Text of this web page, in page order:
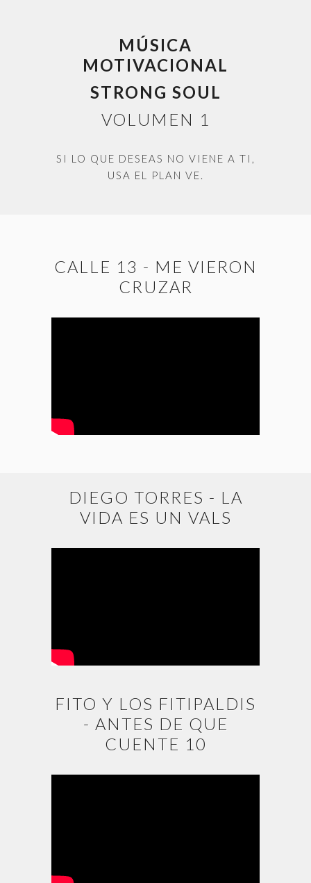
MÚSICA
MOTIVACIONAL
STRONG SOUL
VOLUMEN 1
SI LO QUE DESEAS NO VIENE A TI,
USA EL PLAN VE.
CALLE 13 - ME VIERON
CRUZAR
DIEGO TORRES - LA
VIDA ES UN VALS
FITO Y LOS FITIPALDIS
- ANTES DE QUE
CUENTE 10